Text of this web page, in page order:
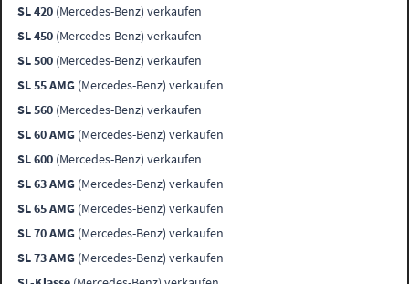
SL 420 (Mercedes-Benz) verkaufen
SL 450 (Mercedes-Benz) verkaufen
SL 500 (Mercedes-Benz) verkaufen
SL 55 AMG (Mercedes-Benz) verkaufen
SL 560 (Mercedes-Benz) verkaufen
SL 60 AMG (Mercedes-Benz) verkaufen
SL 600 (Mercedes-Benz) verkaufen
SL 63 AMG (Mercedes-Benz) verkaufen
SL 65 AMG (Mercedes-Benz) verkaufen
SL 70 AMG (Mercedes-Benz) verkaufen
SL 73 AMG (Mercedes-Benz) verkaufen